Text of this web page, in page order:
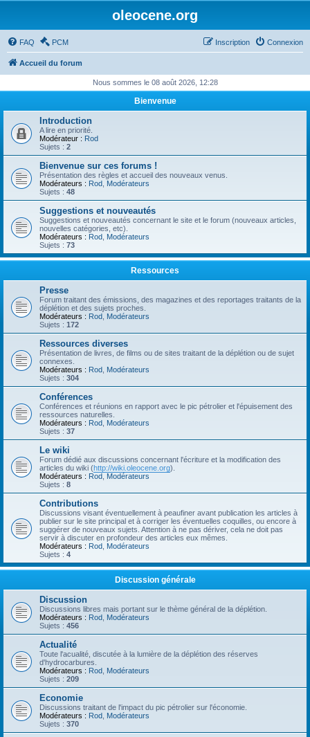
oleocene.org
FAQ PCM Connexion
Inscription
Accueil du forum
Nous sommes le 08 août 2026, 12:28
Bienvenue
Introduction
A lire en priorité.
Modérateur : Rod
Sujets : 2
Bienvenue sur ces forums !
Présentation des règles et accueil des nouveaux venus.
Modérateurs : Rod Modérateurs
Sujets : 48
Suggestions et nouveautés
Suggestions et nouveautés concernant le site et le forum (nouveaux articles,
nouvelles catégories, etc).
Modérateurs : Rod Modérateurs
Sujets : 73
Ressources
Presse
Forum traitant des émissions, des magazines et des reportages traitants de la
déplétion et des sujets proches.
Modérateurs : Rod Modérateurs
Sujets : 172
Ressources diverses
Présentation de livres, de films ou de sites traitant de la déplétion ou de sujet
connexes.
Modérateurs : Rod Modérateurs
Sujets : 304
Conférences
Conférences et réunions en rapport avec le pic pétrolier et l'épuisement des
ressources naturelles.
Modérateurs : Rod Modérateurs
Sujets : 37
Le wiki
Forum dédié aux discussions concernant l'écriture et la modification des
articles du wiki (http://wiki.oleocene.org).
Modérateurs : Rod Modérateurs
Sujets : 8
Contributions
Discussions visant éventuellement à peaufiner avant publication les articles à
publier sur le site principal et à corriger les éventuelles coquilles, ou encore à
suggérer de nouveaux sujets. Attention à ne pas dériver, cela ne doit pas
servir à discuter en profondeur des articles eux mêmes.
Modérateurs : Rod Modérateurs
Sujets : 4
Discussion générale
Discussion
Discussions libres mais portant sur le thème général de la déplétion.
Modérateurs : Rod Modérateurs
Sujets : 456
Actualité
Toute l'acualité, discutée à la lumière de la déplétion des réserves
d'hydrocarbures.
Modérateurs : Rod Modérateurs
Sujets : 209
Economie
Discussions traitant de l'impact du pic pétrolier sur l'économie.
Modérateurs : Rod Modérateurs
Sujets : 370